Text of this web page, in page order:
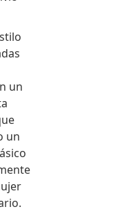
un
un